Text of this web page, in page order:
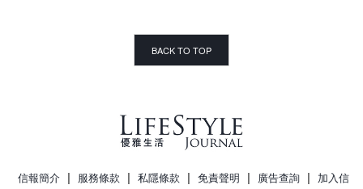
BACK TO TOP
信報簡介 | 服務條款 | 私隱條款 | 免責聲明 | 廣告查詢 | 加入信